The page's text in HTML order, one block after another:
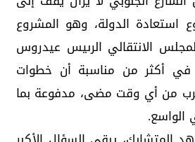
الدولة، وهو المشروع
الانتقالي الرىيس عيدروس
في أكثر من مناسبة أن خطوات
من أي وقت مضى، مدفوعة بما
الواسع.